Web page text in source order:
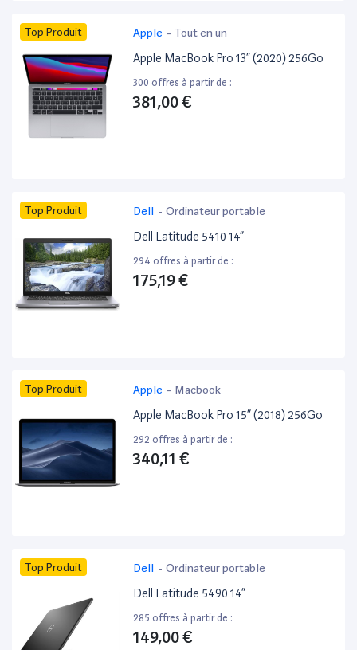
Top Produit Apple - Tout en un
Apple MacBook Pro 13” (2020) 256Go
300 offres à partir de :
381,00 €
Top Produit Dell - Ordinateur portable
Dell Latitude 5410 14”
294 offres à partir de :
175,19 €
Top Produit Apple - Macbook
Apple MacBook Pro 15” (2018) 256Go
292 offres à partir de :
340,11 €
Top Produit Dell - Ordinateur portable
Dell Latitude 5490 14”
285 offres à partir de :
149,00 €